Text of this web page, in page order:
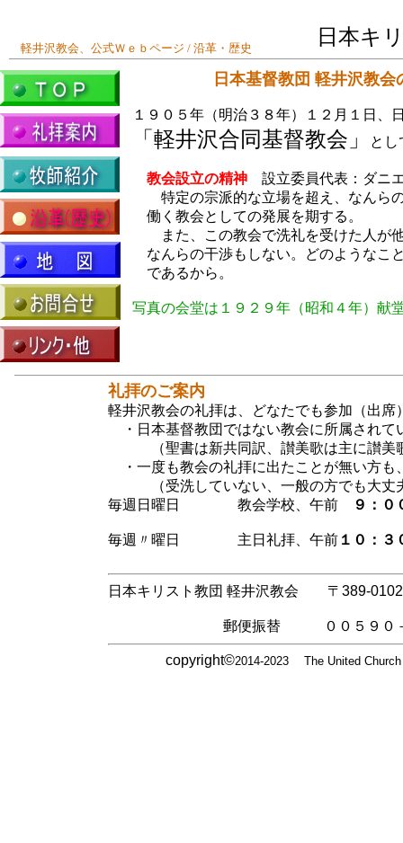
日本キ
軽井沢教会、公式Ｗｅｂページ / 沿革・歴史
日本基督教団 軽井沢教会
１９０５年（明治３８年）１２月１日、
「軽井沢合同基督教会」 とし
教会設立の精神 設立委員代表：ダニ
特定の宗派的な立場を超え、なんら
働く教会としての発展を期する。
また、この教会で洗礼を受けた人が
なんらの干渉もしない。どのようなこ
であるから。
写真の会堂は１９２９年（昭和４年）献
礼拝のご案内
軽井沢教会の礼拝は、どなたでも参加（出
・日本基督教団ではない教会に所属されて
（聖書は新共同訳、讃美歌は主に讃美歌
・一度も教会の礼拝に出たことが無い方も
（受洗していない、一般の方でも大丈夫
毎週日曜日
教会学校、午前 ９：０
毎週 〃 曜日 主日礼拝、午前 １０：３
日本キリスト教団 軽井沢教会 〒389-0102
郵便振替 ００５９０－
copyright©2014-2023 The United